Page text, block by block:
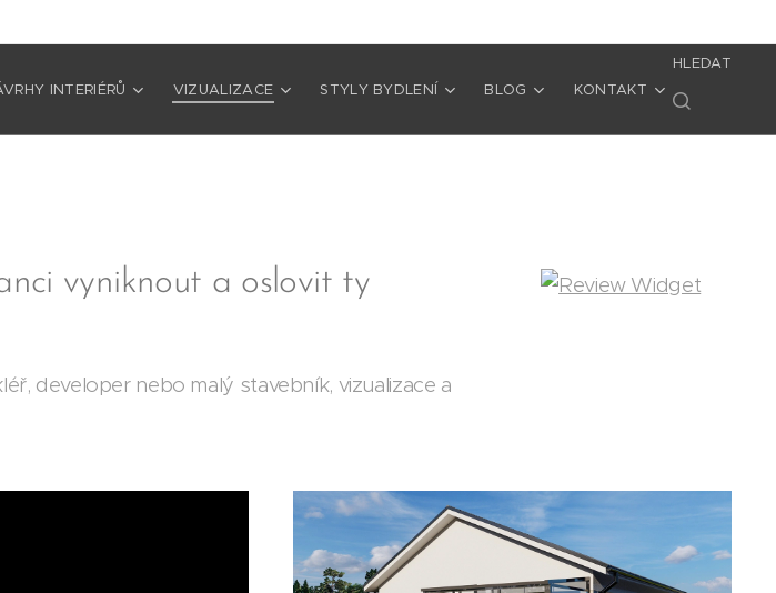
INTERIÉRŮ VIZUALIZACE STYLY BYDLENÍ BLOG KONTAKT
HLEDAT
vyniknout a oslovit ty
developer nebo malý stavebník, vizualizace a